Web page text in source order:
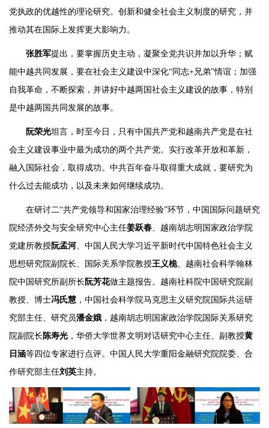
党执政的优越性的理论研究。创新和健全社会主义制度的研究，并
推动其在国际上发挥更大影响力。
张胜军提出，要掌握历史主动，凝聚全党共识并加以升华；赋
能中越共同发展，要在社会主义建设中深化“同志+兄弟”情谊；加强
自我革命，不断探索，并讲好中越两国社会主义建设的故事，特别
是中越两国共同发展的故事。
阮荣光坦言，时至今日，只有中国共产党和越南共产党是在社
会主义建设事业中最为成功的两个共产党。实行改革开放和革新，
融入国际社会，取得成功。中共百年奋斗取得重大成就，要研究为
什么过去能成功，以及未来如何继续成功。
在研讨二“共产党领导和国家治理经验”环节，中国国际问题研究
院经济外交与安全研究中心主任姜跃春、越南胡志明国家政治学院
党建所教授阮孟河、中国人民大学习近平新时代中国特色社会主义
思想研究院副院长、国际关系学院教授王义桅、越南社会科学翰林
院中国研究所副所长 阮芳花做主题报告。越南社科院中国研究院副
教授、博士冯氏慧 ，中国社会科学院马克思主义研究院国际共运研
究部主任、研究员潘金娥 ，越南胡志明国家政治学院国际关系研究
院副院长 陈寿光 ，华侨大学世界文明对话研究中心主任、副教授黄
日涵等四位专家进行点评。中国人民大学重阳金融研究院院委、合
作研究部主任刘英主持。